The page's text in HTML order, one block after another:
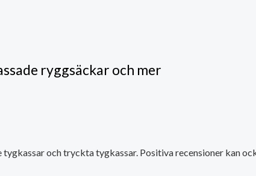
ryggsäckar och mer
och tryckta tygkassar. Positiva recensioner kan